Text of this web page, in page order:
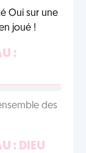
Oui sur une
joué !
:
des
: DIEU